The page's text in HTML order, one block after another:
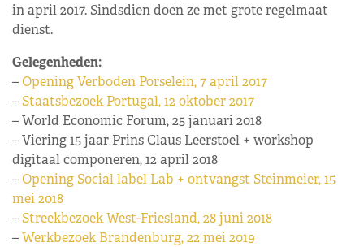
in april 2017. Sindsdien doen ze met grote regelmaat
dienst.
Gelegenheden:
–Opening Verboden Porselein, 7 april 2017
– Staatsbezoek Portugal, 12 oktober 2017
– World Economic Forum, 25 januari 2018
– Viering 15 jaar Prins Claus Leerstoel + workshop
digitaal componeren, 12 april 2018
–Opening Social label Lab + ontvangst Steinmeier, 15
mei 2018
– Streekbezoek West-Friesland, 28 juni 2018
–Werkbezoek Brandenburg, 22 mei 2019